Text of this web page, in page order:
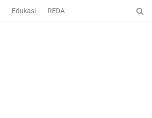
Edukasi REDAKSI